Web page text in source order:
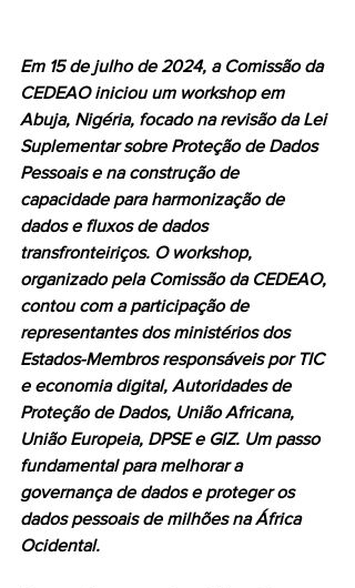
Em 15 de julho de 2024, a Comissão da
CEDEAO iniciou um workshop em
Abuja, Nigéria, focado na revisão da Lei
Suplementar sobre Proteção de Dados
Pessoais e na construção de
capacidade para harmonização de
dados e fluxos de dados
transfronteiriços. O workshop,
organizado pela Comissão da CEDEAO,
contou com a participação de
representantes dos ministérios dos
Estados-Membros responsáveis por TIC
e economia digital, Autoridades de
Proteção de Dados, União Africana,
União Europeia, DPSE e GIZ. Um passo
fundamental para melhorar a
governança de dados e proteger os
dados pessoais de milhões na África
Ocidental.